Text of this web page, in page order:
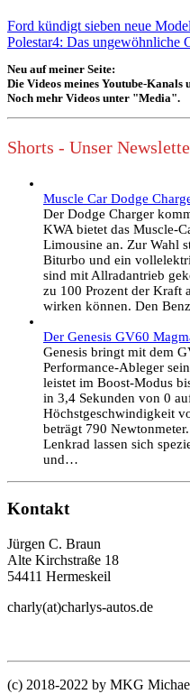
Ford kündigt sieben neue
Polestar4: Das ungewöhnliche
Neu auf meiner Seite:
Die Videos meines Youtube-
Noch mehr Videos unter "Media".
Shorts - Unser
Muscle Car Dodge
Der Dodge Charger
KWA bietet das Muscle-
Limousine an. Zur Wahl
Biturbo und ein
sind mit Allradantrieb
zu 100 Prozent der Kraft
wirken können. Den
Der Genesis GV60
Genesis bringt mit dem
Performance-Ableger
leistet im Boost-Modus
in 3,4 Sekunden von 0
Höchstgeschwindigkeit
beträgt 790
Lenkrad lassen sich
und…
Kontakt
Jürgen C. Braun
Alte Kirchstraße 18
54411 Hermeskeil
charly(at)charlys-autos.de
(c) 2018-2022 by MKG